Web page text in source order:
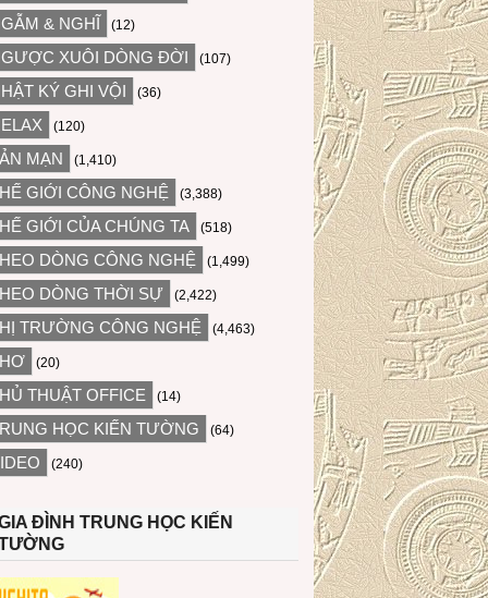
& NGHĨ (12)
XUÔI DÒNG ĐỜI (107)
KÝ GHI VỘI (36)
(120)
MẠN (1,410)
GIỚI CÔNG NGHỆ (3,388)
GIỚI CỦA CHÚNG TA (518)
DÒNG CÔNG NGHỆ (1,499)
DÒNG THỜI SỰ (2,422)
TRƯỜNG CÔNG NGHỆ (4,463)
(20)
THUẬT OFFICE (14)
HỌC KIẾN TƯỜNG (64)
(240)
ĐÌNH TRUNG HỌC KIẾN